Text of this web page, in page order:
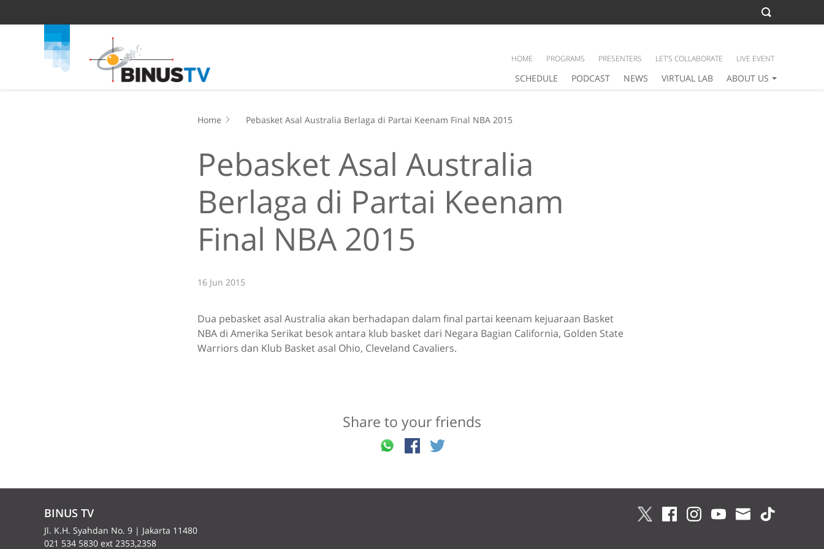
SCHEDULE PODCAST NEWS VIRTUAL LAB ABOUT US
HOME PROGRAMS PRESENTERS LET’S COLLABORATE LIVE EVENT
Home Pebasket Asal Australia Berlaga di Partai Keenam Final NBA 2015
Pebasket Asal Australia
Berlaga di Partai Keenam
Final NBA 2015
16 Jun 2015
Dua pebasket asal Australia akan berhadapan dalam final partai keenam kejuaraan Basket
NBA di Amerika Serikat besok antara klub basket dari Negara Bagian California, Golden State
Warriors dan Klub Basket asal Ohio, Cleveland Cavaliers.
Share to your friends
BINUS TV
Jl. K.H. Syahdan No. 9 | Jakarta 11480
021 534 5830 ext 2353,2358